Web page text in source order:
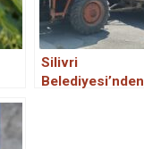
Silivri
Belediyesi’nden